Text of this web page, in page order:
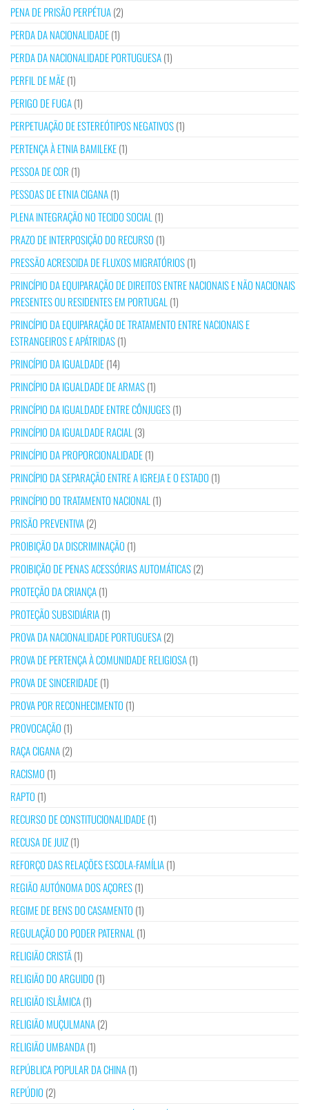
PENA DE PRISÃO PERPÉTUA(2)
PERDA DA NACIONALIDADE(1)
PERDA DA NACIONALIDADE PORTUGUESA(1)
PERFIL DE MÃE(1)
PERIGO DE FUGA(1)
PERPETUAÇÃO DE ESTEREÓTIPOS NEGATIVOS(1)
PERTENÇA À ETNIA BAMILEKE(1)
PESSOA DE COR (1)
PESSOAS DE ETNIA CIGANA(1)
PLENA INTEGRAÇÃO NO TECIDO SOCIAL (1)
PRAZO DE INTERPOSIÇÃO DO RECURSO (1)
PRESSÃO ACRESCIDA DE FLUXOS MIGRATÓRIOS(1)
PRINCÍPIO DA EQUIPARAÇÃO DE DIREITOS ENTRE NACIONAIS E NÃO NACIONAIS
PRESENTES OU RESIDENTES EM PORTUGAL (1)
PRINCÍPIO DA EQUIPARAÇÃO DE TRATAMENTO ENTRE NACIONAIS E
ESTRANGEIROS E APÁTRIDAS(1)
PRINCÍPIO DA IGUALDADE(14)
PRINCÍPIO DA IGUALDADE DE ARMAS(1)
PRINCÍPIO DA IGUALDADE ENTRE CÔNJUGES(1)
PRINCÍPIO DA IGUALDADE RACIAL (3)
PRINCÍPIO DA PROPORCIONALIDADE(1)
PRINCÍPIO DA SEPARAÇÃO ENTRE A IGREJA E O ESTADO (1)
PRINCÍPIO DO TRATAMENTO NACIONAL (1)
PRISÃO PREVENTIVA(2)
PROIBIÇÃO DA DISCRIMINAÇÃO (1)
PROIBIÇÃO DE PENAS ACESSÓRIAS AUTOMÁTICAS(2)
PROTEÇÃO DA CRIANÇA(1)
PROTEÇÃO SUBSIDIÁRIA(1)
PROVA DA NACIONALIDADE PORTUGUESA(2)
PROVA DE PERTENÇA À COMUNIDADE RELIGIOSA(1)
PROVA DE SINCERIDADE(1)
PROVA POR RECONHECIMENTO (1)
PROVOCAÇÃO (1)
RAÇA CIGANA(2)
RACISMO (1)
RAPTO (1)
RECURSO DE CONSTITUCIONALIDADE(1)
RECUSA DE JUIZ(1)
REFORÇO DAS RELAÇÕES ESCOLA-FAMÍLIA(1)
REGIÃO AUTÓNOMA DOS AÇORES(1)
REGIME DE BENS DO CASAMENTO (1)
REGULAÇÃO DO PODER PATERNAL (1)
RELIGIÃO CRISTÃ(1)
RELIGIÃO DO ARGUIDO (1)
RELIGIÃO ISLÂMICA(1)
RELIGIÃO MUÇULMANA(2)
RELIGIÃO UMBANDA(1)
REPÚBLICA POPULAR DA CHINA(1)
REPÚDIO (2)